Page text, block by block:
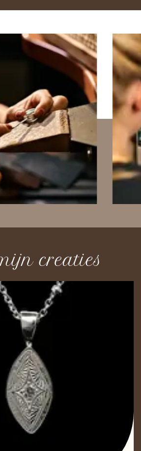
creaties